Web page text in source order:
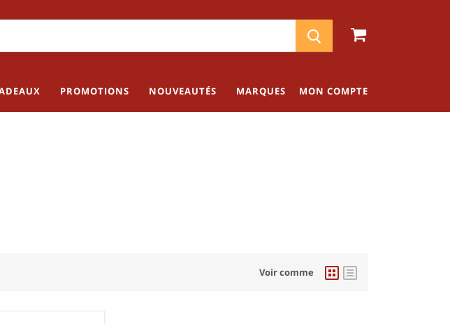
PROMOTIONS NOUVEAUTÉS MARQUES MON COMPTE
Voir comme